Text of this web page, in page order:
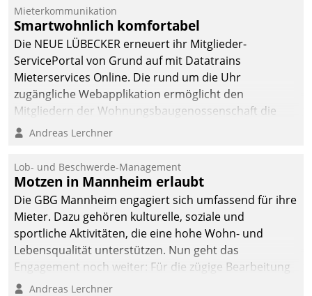
Dialogführung ermöglicht
dem externen
Serviceteam, Anrufe von
Mietenden zügiger und
effizienter zu bearbeiten.
Mieterkommunikation
Smartwohnlich komfortabel
Die NEUE LÜBECKER erneuert ihr Mitglieder-
ServicePortal von Grund auf mit Datatrains
Mieterservices Online. Die rund um die Uhr
zugängliche Webapplikation ermöglicht den
Mitgliedern der Wohnungs­bau­genossenschaft die
Kontaktaufnahme per Smartphone, Tablet oder PC.
Andreas Lerchner
Lob- und Beschwerde-Management
Motzen in Mannheim erlaubt
Die GBG Mannheim engagiert sich umfassend für ihre
Mieter. Dazu gehören kulturelle, soziale und
sportliche Aktivitäten, die eine hohe Wohn- und
Lebensqualität unterstützen. Nun geht das
Engagement noch weiter: Für die zügige Bearbeitung
von Beschwerden – oder Lob – richtet das
Andreas Lerchner